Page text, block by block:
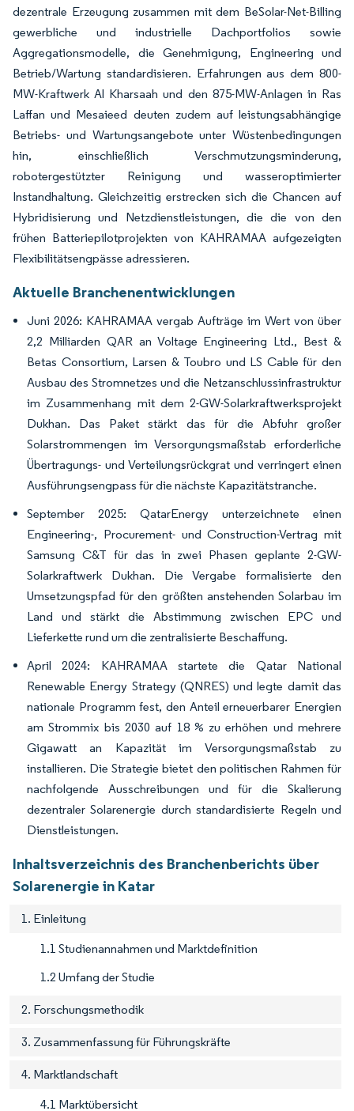
dezentrale Erzeugung zusammen mit dem BeSolar-Net-Billing
gewerbliche und industrielle Dachportfolios sowie
Aggregationsmodelle, die Genehmigung, Engineering und
Betrieb/Wartung standardisieren. Erfahrungen aus dem 800-
MW-Kraftwerk Al Kharsaah und den 875-MW-Anlagen in Ras
Laffan und Mesaieed deuten zudem auf leistungsabhängige
Betriebs- und Wartungsangebote unter Wüstenbedingungen
hin, einschließlich Verschmutzungsminderung,
robotergestützter Reinigung und wasseroptimierter
Instandhaltung. Gleichzeitig erstrecken sich die Chancen auf
Hybridisierung und Netzdienstleistungen, die die von den
frühen Batteriepilotprojekten von KAHRAMAA aufgezeigten
Flexibilitätsengpässe adressieren.
Aktuelle Branchenentwicklungen
Juni 2026: KAHRAMAA vergab Aufträge im Wert von über
2,2 Milliarden QAR an Voltage Engineering Ltd., Best &
Betas Consortium, Larsen & Toubro und LS Cable für den
Ausbau des Stromnetzes und die Netzanschlussinfrastruktur
im Zusammenhang mit dem 2-GW-Solarkraftwerksprojekt
Dukhan. Das Paket stärkt das für die Abfuhr großer
Solarstrommengen im Versorgungsmaßstab erforderliche
Übertragungs- und Verteilungsrückgrat und verringert einen
Ausführungsengpass für die nächste Kapazitätstranche.
September 2025: QatarEnergy unterzeichnete einen
Engineering-, Procurement- und Construction-Vertrag mit
Samsung C&T für das in zwei Phasen geplante 2-GW-
Solarkraftwerk Dukhan. Die Vergabe formalisierte den
Umsetzungspfad für den größten anstehenden Solarbau im
Land und stärkt die Abstimmung zwischen EPC und
Lieferkette rund um die zentralisierte Beschaffung.
April 2024: KAHRAMAA startete die Qatar National
Renewable Energy Strategy (QNRES) und legte damit das
nationale Programm fest, den Anteil erneuerbarer Energien
am Strommix bis 2030 auf 18 % zu erhöhen und mehrere
Gigawatt an Kapazität im Versorgungsmaßstab zu
installieren. Die Strategie bietet den politischen Rahmen für
nachfolgende Ausschreibungen und für die Skalierung
dezentraler Solarenergie durch standardisierte Regeln und
Dienstleistungen.
Inhaltsverzeichnis des Branchenberichts über
Solarenergie in Katar
1. Einleitung
1.1 Studienannahmen und Marktdefinition
1.2 Umfang der Studie
2. Forschungsmethodik
3. Zusammenfassung für Führungskräfte
4. Marktlandschaft
4.1 Marktübersicht